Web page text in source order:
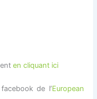
en cliquant ici
de l’European